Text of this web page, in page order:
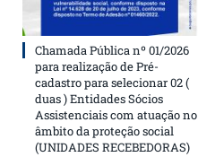
Chamada Pública nº 01/2026
para realização de Pré-
cadastro para selecionar 02 (
duas ) Entidades Sócios
Assistenciais com atuação no
âmbito da proteção social
(UNIDADES RECEBEDORAS)